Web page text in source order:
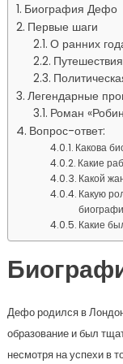
Биография Дефо
Первые шаги
О ранних
Легендарные
Роман
Вопрос-ответ:
Какова
Какие
Какой
Какую
Какие
Дефо родился в
образование и был
несмотря на успехи в